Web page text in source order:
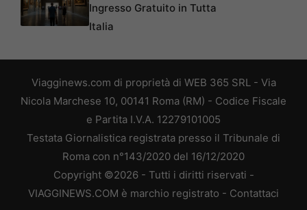
Ingresso Gratuito in Tutta
Italia
Viagginews.com di proprietà di WEB 365 SRL - Via
Nicola Marchese 10, 00141 Roma (RM) - Codice Fiscale
e Partita I.V.A. 12279101005
Testata Giornalistica registrata presso il Tribunale di
Roma con n°143/2020 del 16/12/2020
Copyright ©2026 - Tutti i diritti riservati -
VIAGGINEWS.COM è marchio registrato - Contattaci